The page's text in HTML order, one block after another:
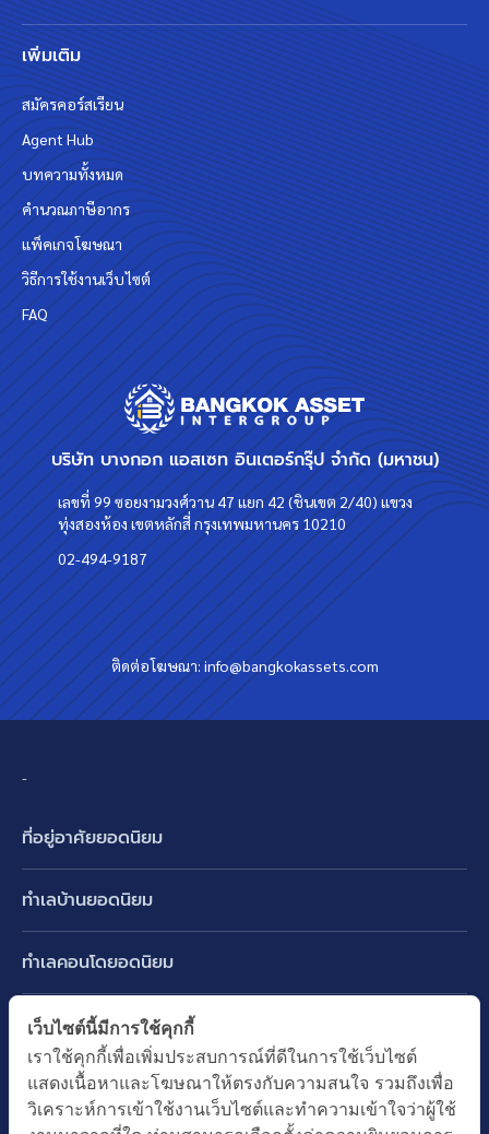
บริษัท บางกอก แอสเซท อินเตอร์กรุ๊ป จำกัด (มหาชน)
เลขที่ 99 ซอยงามวงศ์วาน 47 แยก 42 (ชินเขต 2/40) แขวง
ทุ่งสองห้อง เขตหลักสี่ กรุงเทพมหานคร 10210
02-494-9187
ติดต่อโฆษณา:info@bangkokassets.com
เพิ่มเติม
สมัครคอร์สเรียน
Agent Hub
บทความทั้งหมด
คำนวณภาษีอากร
แพ็คเกจโฆษณา
วิธีการใช้งานเว็บไซต์
FAQ
-
ที่อยู่อาศัยยอดนิยม
ทาวน์เฮ้าส์ ทาวน์โฮม
คอนโดมิเนียม
อาคารพาณิชย์ ตึกแถว
ที่ดินเปล่า
อพาร์ทเม้นท์ หอพัก
ทำเลบ้านยอดนิยม
บางนา รามคำแหง 2
ปทุมธานี รังสิต ลำลูกกา
นนทบุรี บางใหญ่ บางบัวทอง
ทำเลคอนโดยอดนิยม
พระราม 9
อ่อนนุช ปุณณวิถี
รัชดาภิเษก ห้วยขวาง
ทำเล BTS ยอดนิยม
BTS ทองหล่อ
BTS เอกมัย
ทำเล MRT ยอดนิยม
MRT เพชรบุรี
เว็บไซต์นี้มีการใช้คุกกี้
เราใช้คุกกี้เพื่อเพิ่มประสบการณ์ที่ดีในการใช้เว็บไซต์
แสดงเนื้อหาและโฆษณาให้ตรงกับความสนใจ รวมถึงเพื่อ
วิเคราะห์การเข้าใช้งานเว็บไซต์และทำความเข้าใจว่าผู้ใช้